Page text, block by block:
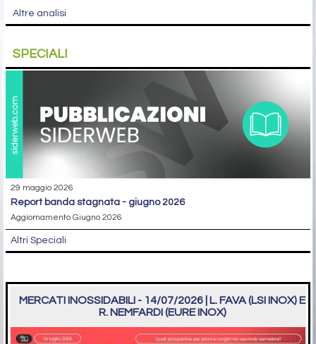
Altre analisi
SPECIALI
29 maggio 2026
report banda stagnata - giugno 2026
Aggiornamento Giugno 2026
Altri Speciali
MERCATI INOSSIDABILI - 14/07/2026 | L. FAVA (LSI INOX) E
R. NEMFARDI (EURE INOX)